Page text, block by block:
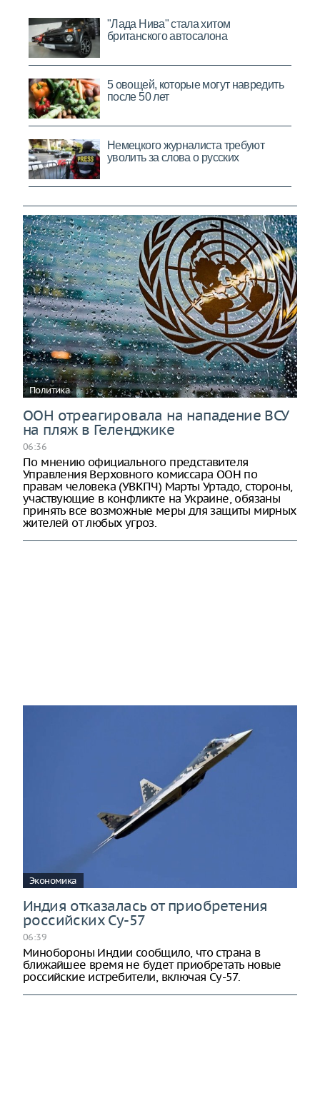
Политика
ООН отреагировала на нападение ВСУ
на пляж в Геленджике
06:36
По мнению официального представителя
Управления Верховного комиссара ООН по
правам человека (УВКПЧ) Марты Уртадо, стороны,
участвующие в конфликте на Украине, обязаны
принять все возможные меры для защиты мирных
жителей от любых угроз.
Экономика
Индия отказалась от приобретения
российских Су-57
06:39
Минобороны Индии сообщило, что страна в
ближайшее время не будет приобретать новые
российские истребители, включая Су-57.